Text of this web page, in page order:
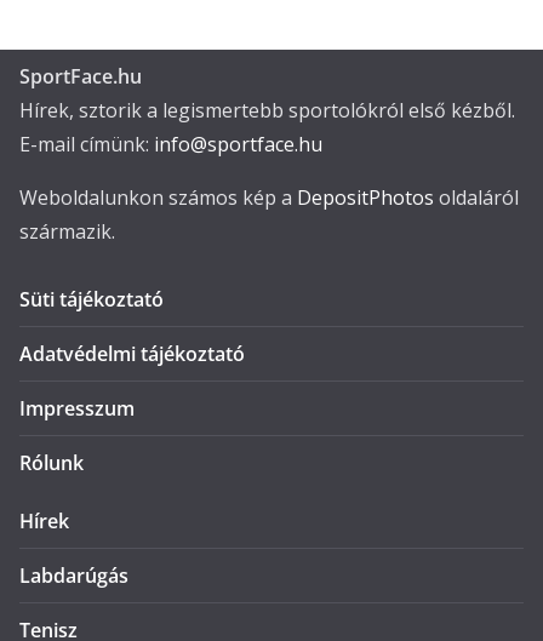
SportFace.hu
Hírek, sztorik a legismertebb sportolókról első kézből.
E-mail címünk: info@sportface.hu
Weboldalunkon számos kép a DepositPhotos oldaláról
származik.
Süti tájékoztató
Adatvédelmi tájékoztató
Impresszum
Rólunk
Hírek
Labdarúgás
Tenisz